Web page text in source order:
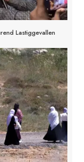
Lastiggevallen